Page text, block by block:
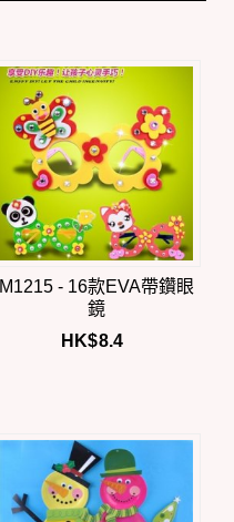
M1215 - 16款EVA帶鑽眼
鏡
HK$8.4